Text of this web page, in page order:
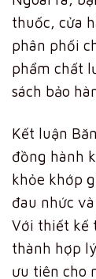
thuốc, cửa
phân phối
phẩm chất
sách bảo
Kết luận
đồng hành
khỏe khớp
đau nhức
Với thiết kế
thành hợp
ưu tiên cho